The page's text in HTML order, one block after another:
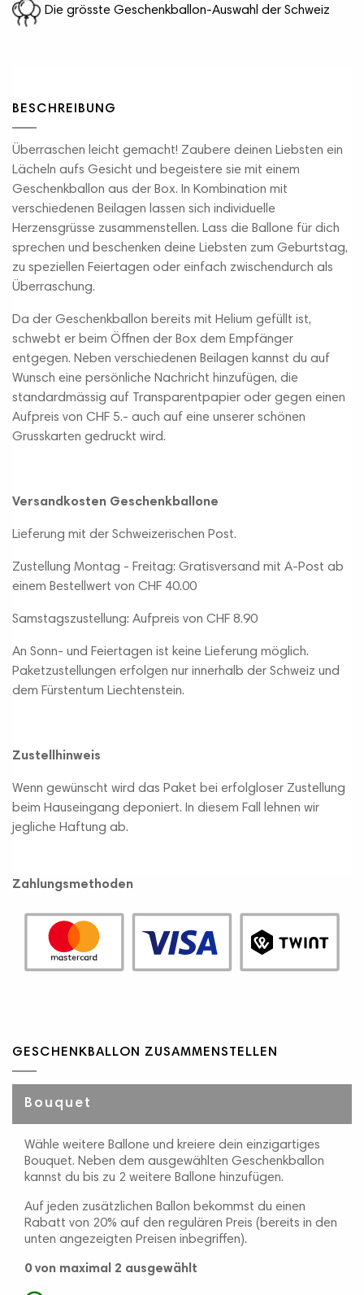
Die grösste Geschenkballon-Auswahl der Schweiz
BESCHREIBUNG
Überraschen leicht gemacht! Zaubere deinen Liebsten ein
Lächeln aufs Gesicht und begeistere sie mit einem
Geschenkballon aus der Box. In Kombination mit
verschiedenen Beilagen lassen sich individuelle
Herzensgrüsse zusammenstellen. Lass die Ballone für dich
sprechen und beschenken deine Liebsten zum Geburtstag,
zu speziellen Feiertagen oder einfach zwischendurch als
Überraschung.
Da der Geschenkballon bereits mit Helium gefüllt ist,
schwebt er beim Öffnen der Box dem Empfänger
entgegen. Neben verschiedenen Beilagen kannst du auf
Wunsch eine persönliche Nachricht hinzufügen, die
standardmässig auf Transparentpapier oder gegen einen
Aufpreis von CHF 5.- auch auf eine unserer schönen
Grusskarten gedruckt wird.
Versandkosten Geschenkballone
Lieferung mit der Schweizerischen Post.
Zustellung Montag - Freitag: Gratisversand mit A-Post ab
einem Bestellwert von CHF 40.00
Samstagszustellung: Aufpreis von CHF 8.90
An Sonn- und Feiertagen ist keine Lieferung möglich.
Paketzustellungen erfolgen nur innerhalb der Schweiz und
dem Fürstentum Liechtenstein.
Zustellhinweis
Wenn gewünscht wird das Paket bei erfolgloser Zustellung
beim Hauseingang deponiert. In diesem Fall lehnen wir
jegliche Haftung ab.
Zahlungsmethoden
GESCHENKBALLON ZUSAMMENSTELLEN
Bouquet
Wähle weitere Ballone und kreiere dein einzigartiges
Bouquet. Neben dem ausgewählten Geschenkballon
kannst du bis zu 2 weitere Ballone hinzufügen.
Auf jeden zusätzlichen Ballon bekommst du einen
Rabatt von 20% auf den regulären Preis (bereits in den
unten angezeigten Preisen inbegriffen).
0von maximal 2 ausgewählt